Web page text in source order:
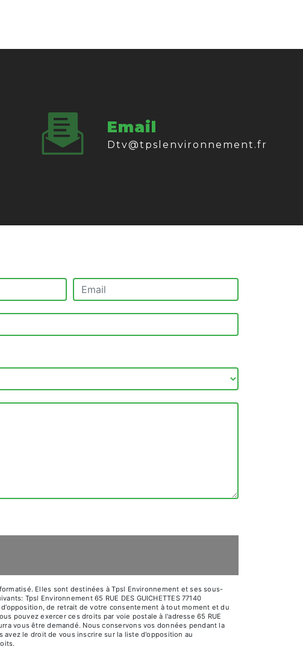
Email
dtv@tpslenvironnement.fr
Elles sont destinées à Tpsl Environnement et ses sous-
Tpsl Environnement 65 RUE DES GUICHETTES 77140
de retrait de votre consentement à tout moment et du
pouvez exercer ces droits par voie postale à l'adresse 65 RUE
vous être demandé. Nous conservons vos données pendant la
le droit de vous inscrire sur la liste d'opposition au